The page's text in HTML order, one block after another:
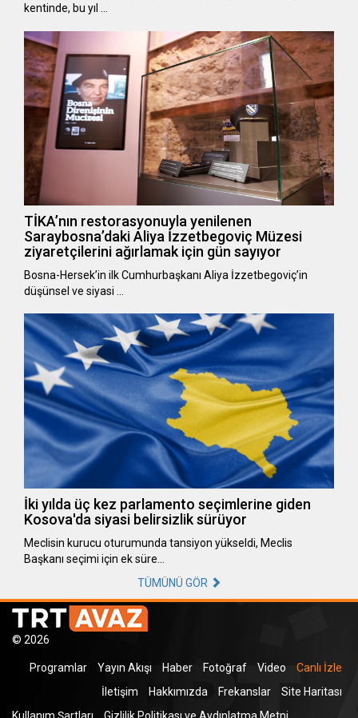
kentinde, bu yıl …
TİKA’nın restorasyonuyla yenilenen
Saraybosna’daki Aliya İzzetbegoviç Müzesi
ziyaretçilerini ağırlamak için gün sayıyor
Bosna-Hersek’in ilk Cumhurbaşkanı Aliya İzzetbegoviç’in
düşünsel ve siyasi …
İki yılda üç kez parlamento seçimlerine giden
Kosova'da siyasi belirsizlik sürüyor
Meclisin kurucu oturumunda tansiyon yükseldi, Meclis
Başkanı seçimi için ek süre…
TÜMÜNÜ GÖR
© 2026
Programlar Yayın Akışı Haber Fotoğraf Video
Canlı İzle
İletişim
Hakkımızda Frekanslar
Site Haritası
Kullanım Şartları
Gizlilik Politikası ve Aydınlatma Metni